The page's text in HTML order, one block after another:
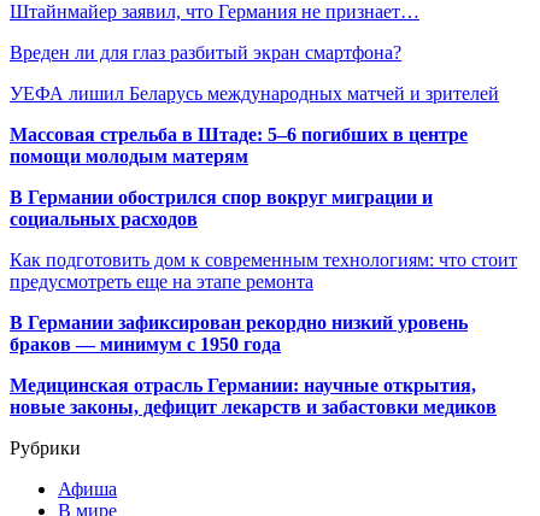
Штайнмайер заявил, что Германия не признает…
Вреден ли для глаз разбитый экран смартфона?
УЕФА лишил Беларусь международных матчей и зрителей
Массовая стрельба в Штаде: 5–6 погибших в центре
помощи молодым матерям
В Германии обострился спор вокруг миграции и
социальных расходов
Как подготовить дом к современным технологиям: что стоит
предусмотреть еще на этапе ремонта
В Германии зафиксирован рекордно низкий уровень
браков — минимум с 1950 года
Медицинская отрасль Германии: научные открытия,
новые законы, дефицит лекарств и забастовки медиков
Рубрики
Афиша
В мире